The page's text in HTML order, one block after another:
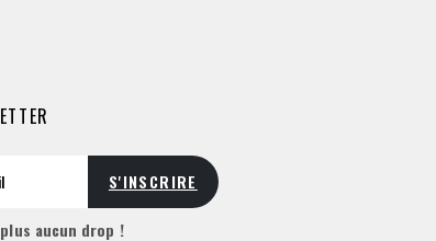
aucun drop !